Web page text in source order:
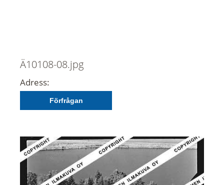
Ä10108-08.jpg
Adress:
Förfrågan